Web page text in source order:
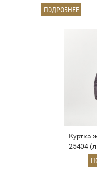
ПОДРОБНЕЕ
Куртка
25404